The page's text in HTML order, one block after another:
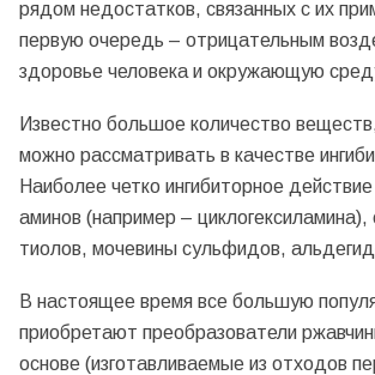
рядом недостатков, связанных с их
первую очередь – отрицательным
здоровье человека и окружающую
Известно большое количество
можно рассматривать в качестве
Наиболее четко ингибиторное
аминов (например – циклогексиламина),
тиолов, мочевины сульфидов,
В настоящее время все большую
приобретают преобразователи
основе (изготавливаемые из отходов